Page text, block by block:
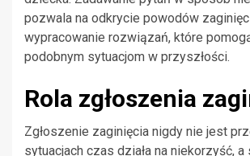
pozwala na odkrycie powodów
wypracowanie rozwiązań, które
podobnym sytuacjom w przyszłości.
Rola zgłoszenia
Zgłoszenie zaginięcia nigdy nie jest
sytuacjach czas działa na niekorzyść,